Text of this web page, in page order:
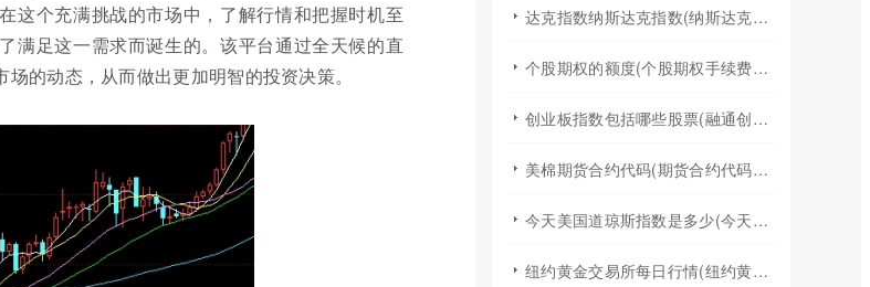
这个充满挑战的市场中，了解行情和把握时机至
满足这一需求而诞生的。该平台通过全天候的直
的动态，从而做出更加明智的投资决策。
达克指数纳斯达克指数(纳斯达克指数与纳斯达克100的区别)
个股期权的额度(个股期权手续费是多少)
创业板指数包括哪些股票(融通创业板指数基金是什么股票)
美棉期货合约代码(期货合约代码什么意思)
今天美国道琼斯指数是多少(今天美国股票指数)
纽约黄金交易所每日行情(纽约黄金期货实时行情)